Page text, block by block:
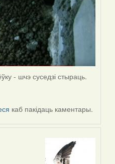
- шчэ суседзі стыраць.
каб пакідаць каментары.